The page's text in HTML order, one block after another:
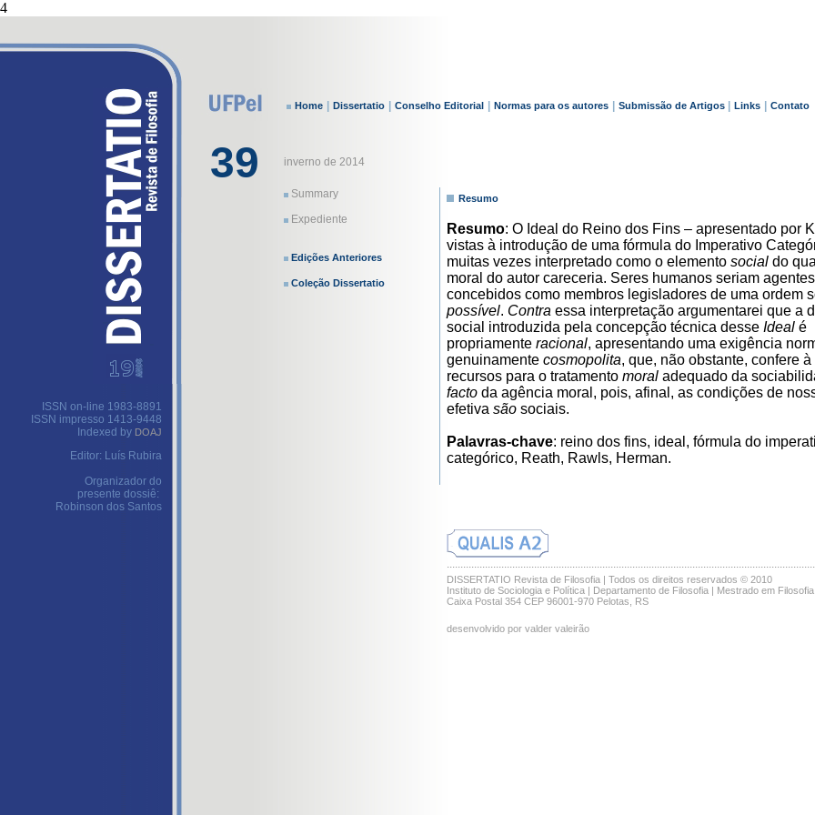
4
ISSN on-line 1983-8891
ISSN impresso 1413-9448
Indexed by DOAJ
Editor: Luís Rubira
Organizador do
presente dossiê:
Robinson dos Santos
Home Dissertatio Conselho Editorial Normas para os autores Submissão de Artigos Links Contato
39 inverno de 2014
Summary
Expediente
Edições Anteriores
Coleção Dissertatio
Resumo
Resumo: O Ideal do Reino dos Fins – apresentado por
vistas à introdução de uma fórmula do Imperativo
muitas vezes interpretado como o elemento social do
moral do autor careceria. Seres humanos seriam
concebidos como membros legisladores de uma ordem
possível. Contra essa interpretação argumentarei que a
social introduzida pela concepção técnica desse Ideal é
propriamente racional, apresentando uma exigência
genuinamente cosmopolita, que, não obstante, confere
recursos para o tratamento moral adequado da
facto da agência moral, pois, afinal, as condições de
efetiva são sociais.
Palavras-chave: reino dos fins, ideal, fórmula do
categórico, Reath, Rawls, Herman.
DISSERTATIO Revista de Filosofia | Todos os direitos reservados © 2010
Instituto de Sociologia e Política | Departamento de Filosofia | Mestrado em Filosofia
Caixa Postal 354 CEP 96001-970 Pelotas, RS
desenvolvido por valder valeirão